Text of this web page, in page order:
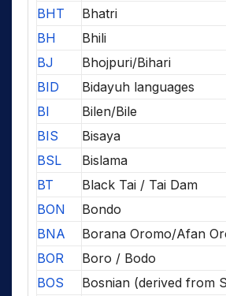
BHT
Bhatri
BH
Bhili
BJ
Bhojpuri/Bihari
BID
Bidayuh languages
BI
Bilen/Bile
BIS
Bisaya
BSL
Bislama
BT
Black Tai / Tai Dam
BON
Bondo
BNA
Borana Oromo/Afan
BOR
Boro / Bodo
BOS
Bosnian (derived from